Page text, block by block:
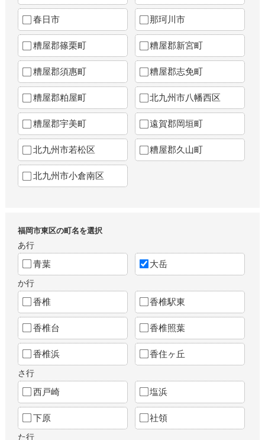
春日市 那珂川市
糟屋郡篠栗町 糟屋郡新宮町
糟屋郡須惠町 糟屋郡志免町
糟屋郡粕屋町 北九州市八幡西区
糟屋郡宇美町 遠賀郡岡垣町
北九州市若松区 糟屋郡久山町
北九州市小倉南区
福岡市東区の町名を選択
あ行
青葉 大岳
か行
香椎 香椎駅東
香椎台 香椎照葉
香椎浜 香住ヶ丘
さ行
西戸崎 塩浜
下原 社領
た行